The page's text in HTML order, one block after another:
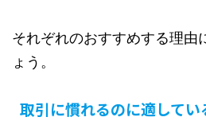
それぞれのおすすめする理由
ょう。
取引に慣れるのに適してい